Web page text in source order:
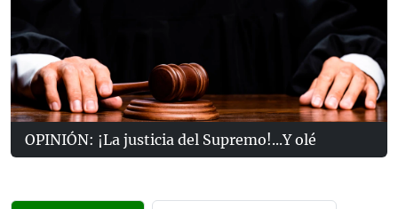
OPINIÓN: ¡La justicia del Supremo!...Y olé